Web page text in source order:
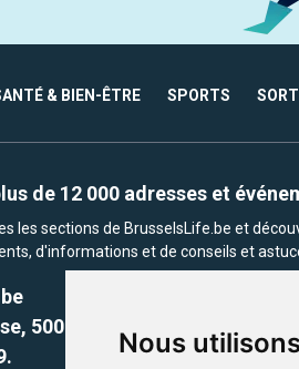
Nous
& BIEN-ÊTRE SPORTS
de 12 000 adresses et
les sections de BrusselsLife.be et
d'informations et de conseils et
500 -1050 Ixelles, Brussels,